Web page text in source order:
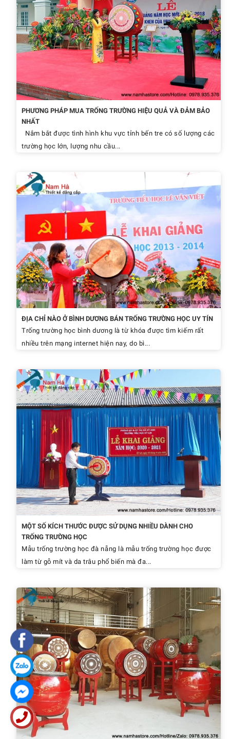
PHƯƠNG PHÁP MUA TRỐNG TRƯỜNG HIỆU QUẢ VÀ ĐẢM BẢO
NHẤT
Nắm bắt được tình hình khu vực tỉnh bến tre có số lượng các
trường học lớn, lượng nhu cầu...
ĐỊA CHỈ NÀO Ở BÌNH DƯƠNG BÁN TRỐNG TRƯỜNG HỌC UY TÍN
Trống trường học bình dương là từ khóa được tìm kiếm rất
nhiều trên mạng internet hiện nay, do bì...
MỘT SỐ KÍCH THƯỚC ĐƯỢC SỬ DỤNG NHIỀU DÀNH CHO
TRỐNG TRƯỜNG HỌC
Mẫu trống trường học đà nẵng là mẫu trống trường học được
làm từ gỗ mít và da trâu phổ biến mà đa...